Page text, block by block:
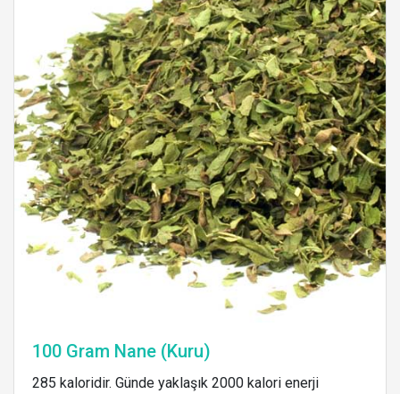
100 Gram Nane (Kuru)
285 kaloridir. Günde yaklaşık 2000 kalori enerji